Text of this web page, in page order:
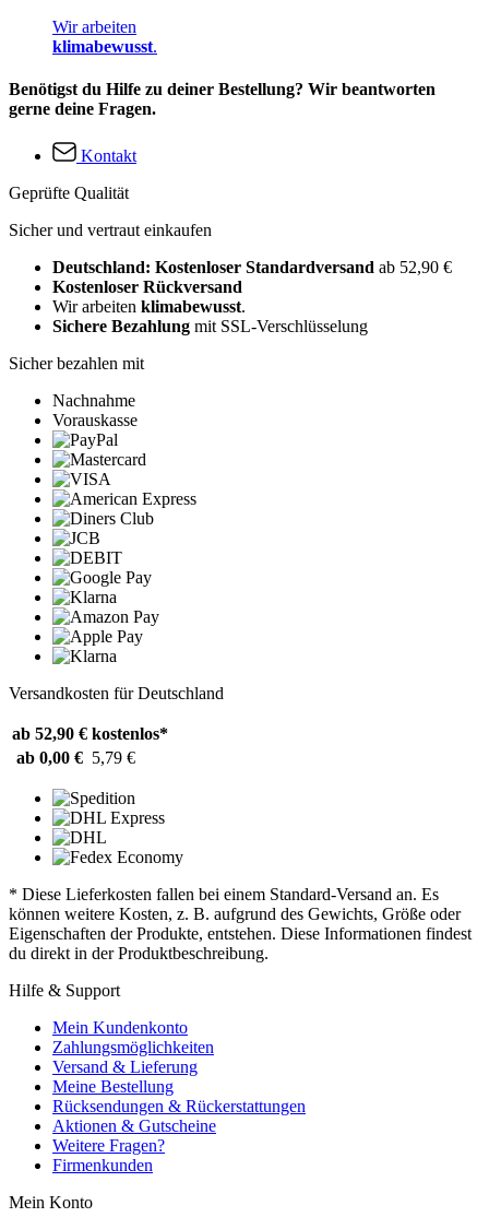
Wir arbeiten
klimabewusst.
Benötigst du Hilfe zu deiner Bestellung? Wir beantworten
gerne deine Fragen.
Kontakt
Geprüfte Qualität
Sicher und vertraut einkaufen
Deutschland: Kostenloser Standardversand ab 52,90 €
Kostenloser Rückversand
Wir arbeiten klimabewusst.
Sichere Bezahlung mit SSL-Verschlüsselung
Sicher bezahlen mit
Nachnahme
Vorauskasse
Versandkosten für Deutschland
ab 52,90 € kostenlos*
ab 0,00 € 5,79 €
* Diese Lieferkosten fallen bei einem Standard-Versand an. Es
können weitere Kosten, z. B. aufgrund des Gewichts, Größe oder
Eigenschaften der Produkte, entstehen. Diese Informationen findest
du direkt in der Produktbeschreibung.
Hilfe & Support
Mein Kundenkonto
Zahlungsmöglichkeiten
Versand & Lieferung
Meine Bestellung
Rücksendungen & Rückerstattungen
Aktionen & Gutscheine
Weitere Fragen?
Firmenkunden
Mein Konto